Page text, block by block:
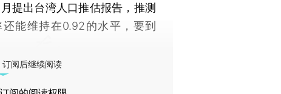
出台湾人口推估报告，推测
能维持在0.92的水平，要到
订阅后继续阅读